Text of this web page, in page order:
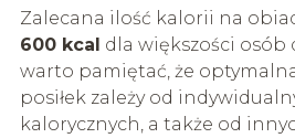
Zalecana ilość kalorii na
600 kcal dla większości osób
warto pamiętać, że
posiłek zależy od
kalorycznych, a także od